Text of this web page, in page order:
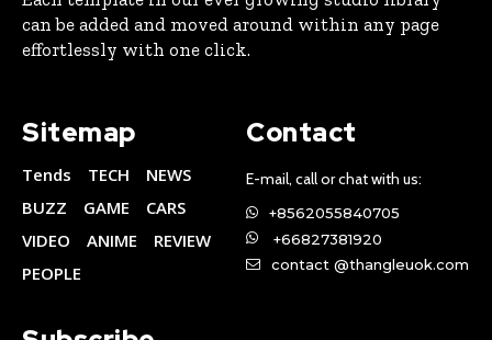
can be added and moved around within any page
effortlessly with one click.
Sitemap
Tends TECH
NEWS
BUZZ
GAME
CARS
VIDEO
ANIME
REVIEW
PEOPLE
Contact
E-mail, call or chat with us:
+8562055840705
+66827381920
contact @thangleuok.com